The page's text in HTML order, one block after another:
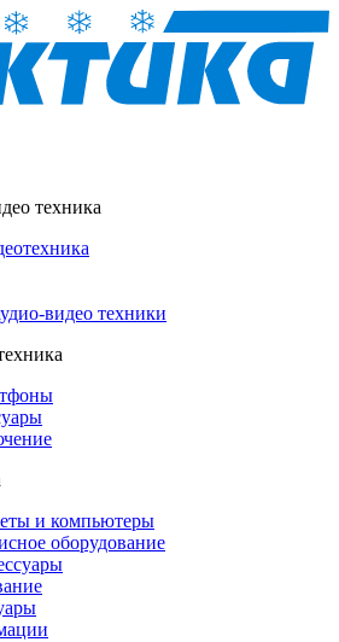
техника
видео техники
и компьютеры
оборудование